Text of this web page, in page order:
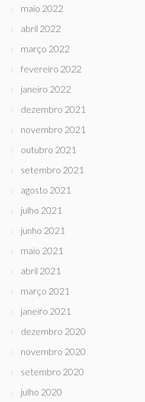
maio 2022
abril 2022
março 2022
fevereiro 2022
janeiro 2022
dezembro 2021
novembro 2021
outubro 2021
setembro 2021
agosto 2021
julho 2021
junho 2021
maio 2021
abril 2021
março 2021
janeiro 2021
dezembro 2020
novembro 2020
setembro 2020
julho 2020